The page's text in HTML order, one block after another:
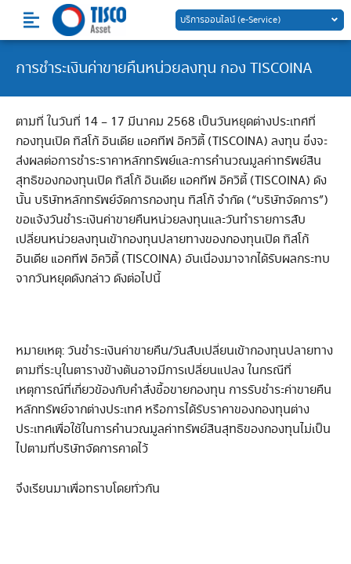
content
บริการออนไลน์ (e-Service)
การชำระเงินค่าขายคืนหน่วยลงทุน กอง TISCOINA
ตามที่ ในวันที่ 14 – 17 มีนาคม 2568 เป็นวันหยุดต่างประเทศที่
กองทุนเปิด ทิสโก้ อินเดีย แอคทีฟ อิควิตี้ (TISCOINA) ลงทุน ซึ่งจะ
ส่งผลต่อการชำระราคาหลักทรัพย์และการคำนวณมูลค่าทรัพย์สิน
สุทธิของกองทุนเปิด ทิสโก้ อินเดีย แอคทีฟ อิควิตี้ (TISCOINA) ดัง
นั้น บริษัทหลักทรัพย์จัดการกองทุน ทิสโก้ จำกัด (“บริษัทจัดการ”)
ขอแจ้งวันชำระเงินค่าขายคืนหน่วยลงทุนและวันทำรายการสับ
เปลี่ยนหน่วยลงทุนเข้ากองทุนปลายทางของกองทุนเปิด ทิสโก้
อินเดีย แอคทีฟ อิควิตี้ (TISCOINA) อันเนื่องมาจากได้รับผลกระทบ
จากวันหยุดดังกล่าว ดังต่อไปนี้
หมายเหตุ: วันชำระเงินค่าขายคืน/วันสับเปลี่ยนเข้ากองทุนปลายทาง
ตามที่ระบุในตารางข้างต้นอาจมีการเปลี่ยนแปลง ในกรณีที่
เหตุการณ์ที่เกี่ยวข้องกับคำสั่งซื้อขายกองทุน การรับชำระค่าขายคืน
หลักทรัพย์จากต่างประเทศ หรือการได้รับราคาของกองทุนต่าง
ประเทศเพื่อใช้ในการคำนวณมูลค่าทรัพย์สินสุทธิของกองทุนไม่เป็น
ไปตามที่บริษัทจัดการคาดไว้
จึงเรียนมาเพื่อทราบโดยทั่วกัน